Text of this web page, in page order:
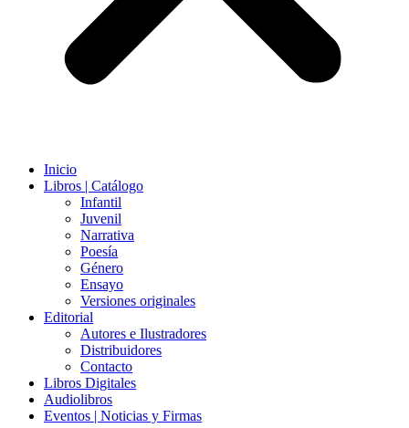
Inicio
Libros | Catálogo
Infantil
Juvenil
Narrativa
Poesía
Género
Ensayo
Versiones originales
Editorial
Autores e Ilustradores
Distribuidores
Contacto
Libros Digitales
Audiolibros
Eventos | Noticias y Firmas